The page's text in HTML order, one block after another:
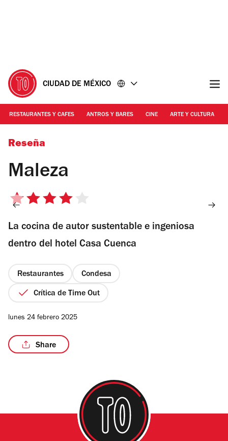
CIUDAD DE MÉXICO
RESTAURANTES Y CAFES ANTROS Y BARES CINE ARTE Y CULTURA
Foto: Alejandra Carbajal
Reseña
Maleza
4
5
estrellas
La cocina de autor sustentable e ingeniosa
dentro del hotel Casa Cuenca
Restaurantes Condesa
Crítica de Time Out
lunes 24 febrero 2025
Share